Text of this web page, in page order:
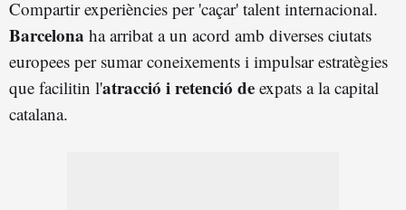
Compartir experiències per 'caçar' talent internacional.
Barcelona ha arribat a un acord amb diverses ciutats
europees per sumar coneixements i impulsar estratègies
que facilitin l'atracció i retenció de expats a la capital
catalana.